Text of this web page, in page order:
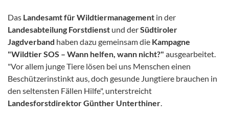
Das Landesamt für Wildtiermanagement in der
Landesabteilung Forstdienst und derSüdtiroler
Jagdverband haben dazu gemeinsam die Kampagne
"Wildtier SOS – Wann helfen, wann nicht?" ausgearbeitet.
"Vor allem junge Tiere lösen bei uns Menschen einen
Beschützerinstinkt aus, doch gesunde Jungtiere brauchen in
den seltensten Fällen Hilfe", unterstreicht
Landesforstdirektor Günther Unterthiner